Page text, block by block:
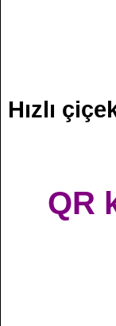
Hızlı
QR